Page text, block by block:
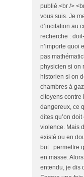
publié.<br />
vous suis. Je
d’incitation au
recherche :
n’importe quoi
pas
physicien si on
historien si on
chambres à
citoyens contre
dangereux, ce
dites qu’on
violence. Mais
existé ou en
but : permettre
en masse.
entendu, je dis